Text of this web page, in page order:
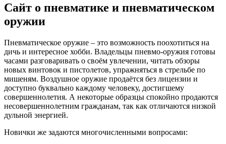
Сайт о пневматике и пневматическом
оружии
Пневматическое оружие – это возможность поохотиться на
дичь и интересное хобби. Владельцы пневмо-оружия готовы
часами разговаривать о своём увлечении, читать обзоры
новых винтовок и пистолетов, упражняться в стрельбе по
мишеням. Воздушное оружие продаётся без лицензии и
доступно буквально каждому человеку, достигшему
совершеннолетия. А некоторые образцы спокойно продаются
несовершеннолетним гражданам, так как отличаются низкой
дульной энергией.
Новички же задаются многочисленными вопросами: